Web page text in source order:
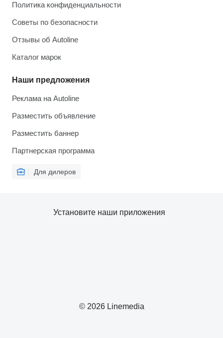
Политика конфиденциальности
Советы по безопасности
Отзывы об Autoline
Каталог марок
Наши предложения
Реклама на Autoline
Разместить объявление
Разместить баннер
Партнерская программа
Для дилеров
© 2026 Linemedia
Установите наши приложения